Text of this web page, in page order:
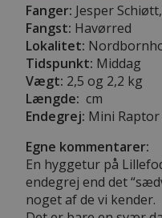
Fanger: Jesper
Fangst: Havørred
Lokalitet:
Tidspunkt: Middag
Vægt: 2,5 og 2,2 kg
Længde: cm
Endegrej: Mini
Egne kommentarer:
En hyggetur på
endegrej end det
noget af de vi kender.